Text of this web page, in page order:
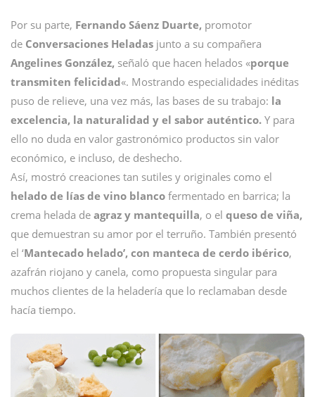
Por su parte, Fernando Sáenz Duarte, promotor
de Conversaciones Heladas junto a su compañera
Angelines González, señaló que hacen helados «porque
transmiten felicidad«. Mostrando especialidades inéditas
puso de relieve, una vez más, las bases de su trabajo: la
excelencia, la naturalidad y el sabor auténtico. Y para
ello no duda en valor gastronómico productos sin valor
económico, e incluso, de deshecho.
Así, mostró creaciones tan sutiles y originales como el
helado de lías de vino blanco fermentado en barrica; la
crema helada de agraz y mantequilla, o el queso de viña,
que demuestran su amor por el terruño. También presentó
el ‘Mantecado helado’, con manteca de cerdo ibérico,
azafrán riojano y canela, como propuesta singular para
muchos clientes de la heladería que lo reclamaban desde
hacía tiempo.